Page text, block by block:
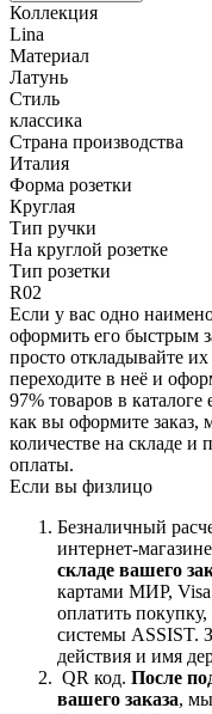
Коллекция
Lina
Материал
Латунь
Стиль
классика
Страна производства
Италия
Форма розетки
Круглая
Тип ручки
На круглой розетке
Тип розетки
R02
Если у вас одно
оформить его быстрым
просто откладывайте
переходите в неё и
97% товаров в
как вы оформите
количестве на складе и
оплаты.
Если вы физлицо
Безналичный
интернет-
складе вашего
картами МИР, Visa
оплатить
системы ASSIST.
действия и имя
QR код. После
вашего заказа,